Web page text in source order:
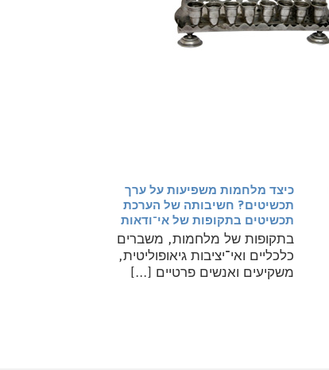
כיצד מלחמות משפיעות על ערך
תכשיטים? חשיבותה של הערכת
תכשיטים בתקופות של אי־ודאות
בתקופות של מלחמות, משברים
כלכליים ואי־יציבות גיאופוליטית,
משקיעים ואנשים פרטיים [...]